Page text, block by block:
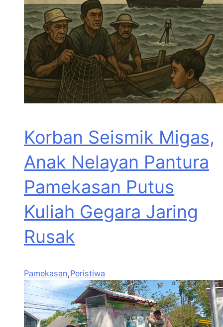
Korban Seismik Migas,
Anak Nelayan Pantura
Pamekasan Putus
Kuliah Gegara Jaring
Rusak
Pamekasan,Peristiwa